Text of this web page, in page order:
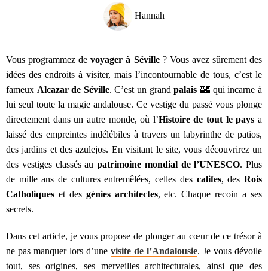
Hannah
Vous programmez devoyager à Séville? Vous avez sûrement des
idées des endroits à visiter, mais l’incontournable de tous, c’est le
fameux Alcazar de Séville. C’est un grandpalais ​🏰​ qui incarne à
lui seul toute la magie andalouse. Ce vestige du passé vous plonge
directement dans un autre monde, où l’Histoire de tout le paysa
laissé des empreintes indélébiles à travers un labyrinthe de patios,
des jardins et des azulejos. En visitant le site, vous découvrirez un
des vestiges classés au patrimoine mondial de l’UNESCO. Plus
de mille ans de cultures entremêlées, celles des califes, desRois
Catholiques et des génies architectes, etc. Chaque recoin a ses
secrets.
Dans cet article, je vous propose de plonger au cœur de ce trésor à
ne pas manquer lors d’une visite de l’Andalousie. Je vous dévoile
tout, ses origines, ses merveilles architecturales, ainsi que des